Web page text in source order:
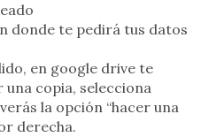
donde te pedirá tus datos
en google drive te
copia, selecciona
la opción “hacer una
derecha.